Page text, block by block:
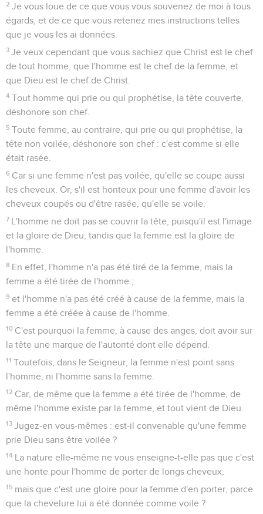
2 Je vous loue de ce que vous vous souvenez de moi à tous
égards, et de ce que vous retenez mes instructions telles
que je vous les ai données.
3 Je veux cependant que vous sachiez que Christ est le chef
de tout homme, que l'homme est le chef de la femme, et
que Dieu est le chef de Christ.
4 Tout homme qui prie ou qui prophétise, la tête couverte,
déshonore son chef.
5 Toute femme, au contraire, qui prie ou qui prophétise, la
tête non voilée, déshonore son chef : c'est comme si elle
était rasée.
6 Car si une femme n'est pas voilée, qu'elle se coupe aussi
les cheveux. Or, s'il est honteux pour une femme d'avoir les
cheveux coupés ou d'être rasée, qu'elle se voile.
7 L'homme ne doit pas se couvrir la tête, puisqu'il est l'image
et la gloire de Dieu, tandis que la femme est la gloire de
l'homme.
8 En effet, l'homme n'a pas été tiré de la femme, mais la
femme a été tirée de l'homme ;
9 et l'homme n'a pas été créé à cause de la femme, mais la
femme a été créée à cause de l'homme.
10 C'est pourquoi la femme, à cause des anges, doit avoir sur
la tête une marque de l'autorité dont elle dépend.
11 Toutefois, dans le Seigneur, la femme n'est point sans
l'homme, ni l'homme sans la femme.
12 Car, de même que la femme a été tirée de l'homme, de
même l'homme existe par la femme, et tout vient de Dieu.
13 Jugez-en vous-mêmes : est-il convenable qu'une femme
prie Dieu sans être voilée ?
14 La nature elle-même ne vous enseigne-t-elle pas que c'est
une honte pour l'homme de porter de longs cheveux,
15 mais que c'est une gloire pour la femme d'en porter, parce
que la chevelure lui a été donnée comme voile ?